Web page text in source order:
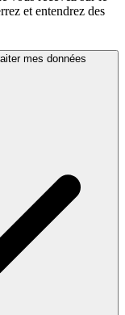
et entendrez des
mes données